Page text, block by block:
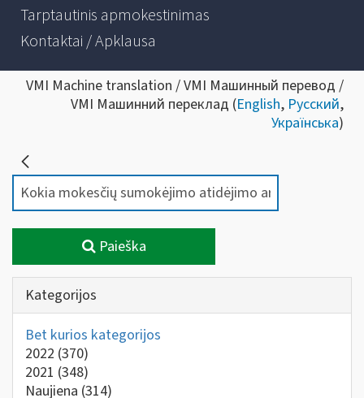
Tarptautinis apmokestinimas
Kontaktai / Apklausa
VMI Machine translation / VMI Машинный перевод /
VMI Машинний переклад (English, Русский,
Українська)
Paieška
Kategorijos
Bet kurios kategorijos
2022 (370)
2021 (348)
Naujiena (314)